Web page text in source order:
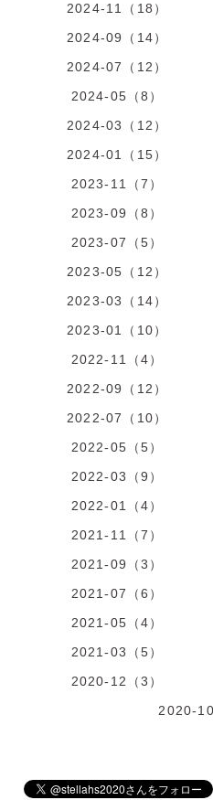
2024-11（18）
2024-09（14）
2024-07（12）
2024-05（8）
2024-03（12）
2024-01（15）
2023-11（7）
2023-09（8）
2023-07（5）
2023-05（12）
2023-03（14）
2023-01（10）
2022-11（4）
2022-09（12）
2022-07（10）
2022-05（5）
2022-03（9）
2022-01（4）
2021-11（7）
2021-09（3）
2021-07（6）
2021-05（4）
2021-03（5）
2020-12（3）
2020-10